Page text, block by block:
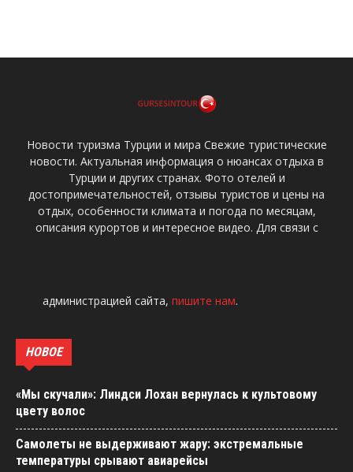
Новости туризма Турции и мира Свежие туристические
новости. Актуальная информация о нюансах отдыха в
Турции и других странах. Фото отелей и
достопримечательностей, отзывы туристов и цены на
отдых, особенности климата и погода по месяцам,
описания курортов и интересное видео. Для связи с
администрацией сайта, пишите нам.
НОВОЕ
«Мы скучали»: Линдси Лохан вернулась к культовому
цвету волос
Самолеты не выдерживают жару: экстремальные
температуры срывают авиарейсы